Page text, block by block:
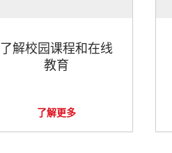
了解校园课程和在线
教育
了解更多